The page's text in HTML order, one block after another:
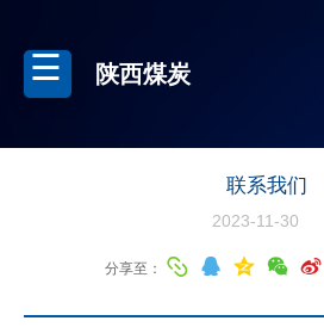
陕西煤炭
联系我们
2023-11-30
分享至：